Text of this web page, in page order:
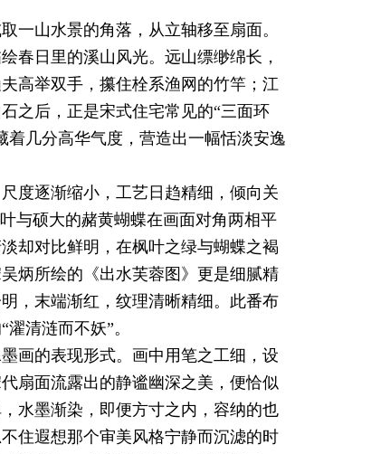
一山水景的角落，从立轴移至扇面。
春日里的溪山风光。远山缥缈绵长，
高举双手，攥住栓系渔网的竹竿；江
之后，正是宋式住宅常见的“三面环
几分高华气度，营造出一幅恬淡安逸
度逐渐缩小，工艺日趋精细，倾向关
与硕大的赭黄蝴蝶在画面对角两相平
却对比鲜明，在枫叶之绿与蝴蝶之褐
炳所绘的《出水芙蓉图》更是细腻精
，末端渐红，纹理清晰精细。此番布
清涟而不妖”。
画的表现形式。画中用笔之工细，设
扇面流露出的静谧幽深之美，便恰似
水墨渐染，即便方寸之内，容纳的也
住遐想那个审美风格宁静而沉滤的时